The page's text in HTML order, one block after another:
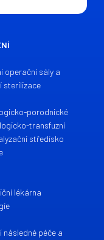
operační sály a
sterilizace
porodnické
transfuzní
středisko
lékárna
následné péče a